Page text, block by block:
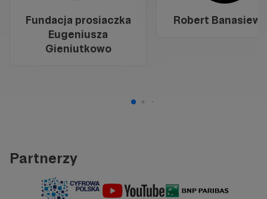
Fundacja prosiaczka
Eugeniusza
Gieniutkowo
Robert
Partnerzy